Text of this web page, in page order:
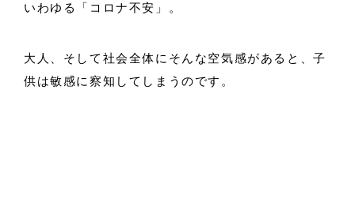
いわゆる「コロナ不安」。
大人、そして社会全体にそんな空気感があると、子
供は敏感に察知してしまうのです。